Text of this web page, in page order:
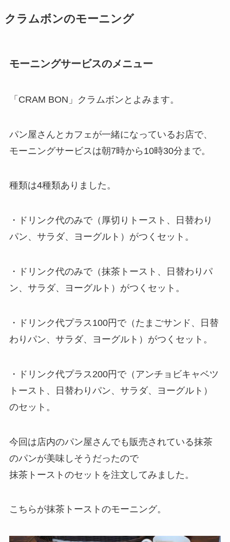
クラムボンのモーニング
モーニングサービスのメニュー
「CRAM BON」クラムボンとよみます。
パン屋さんとカフェが一緒になっているお店で、
モーニングサービスは朝7時から10時30分まで。
種類は4種類ありました。
・ドリンク代のみで（厚切りトースト、日替わり
パン、サラダ、ヨーグルト）がつくセット。
・ドリンク代のみで（抹茶トースト、日替わりパ
ン、サラダ、ヨーグルト）がつくセット。
・ドリンク代プラス100円で（たまごサンド、日替
わりパン、サラダ、ヨーグルト）がつくセット。
・ドリンク代プラス200円で（アンチョビキャベツ
トースト、日替わりパン、サラダ、ヨーグルト）
のセット。
今回は店内のパン屋さんでも販売されている抹茶
のパンが美味しそうだったので
抹茶トーストのセットを注文してみました。
こちらが抹茶トーストのモーニング。